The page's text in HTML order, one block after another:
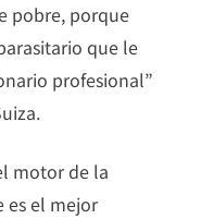
pobre, porque
que le
profesional”
motor de la
es el mejor